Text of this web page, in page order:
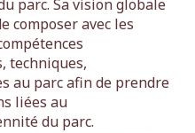
parc. Sa vision globale
composer avec les
techniques,
au parc afin de prendre
liées au
du parc.